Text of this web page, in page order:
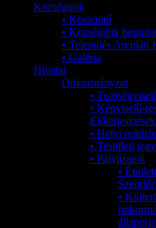
Községünk
• Köszöntő
• Községünk
• Település Arculati
• Galéria
Hivatal
Önkormányzat
•
• Képviselő-
Előterjesztések
• Helyi
• Testületi
• Pályázatok
•
•